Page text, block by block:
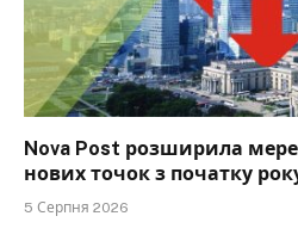
Nova Post розширила
нових точок з початку
5 Серпня 2026